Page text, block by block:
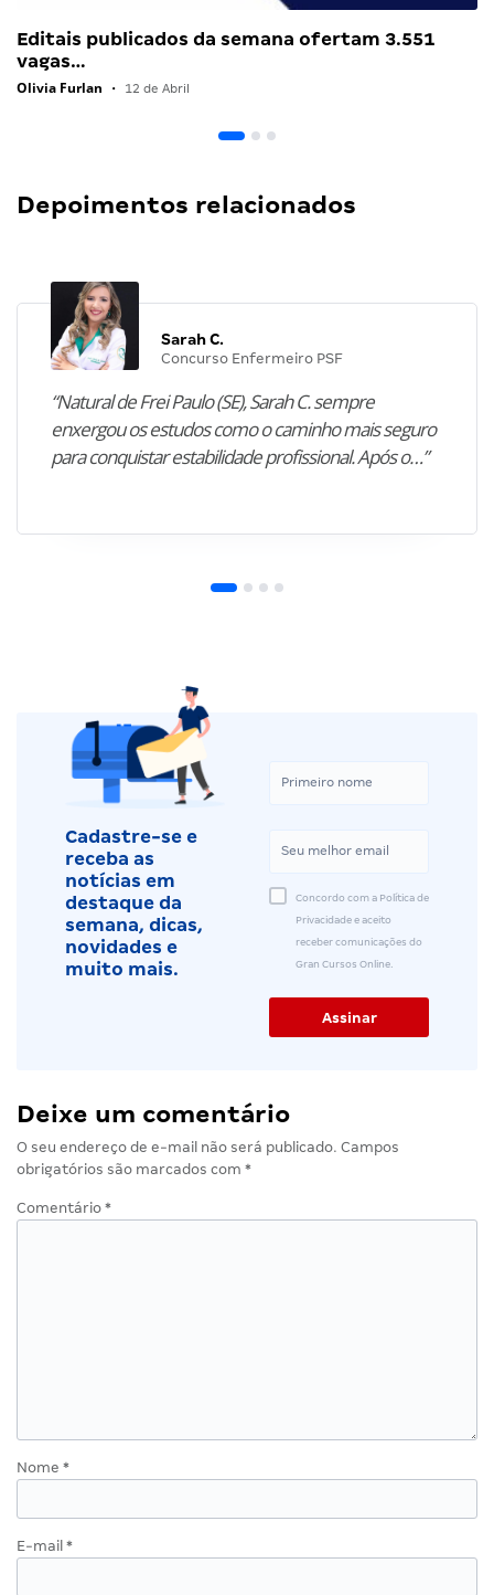
Editais publicados da semana ofertam 3.551
vagas…
Olivia Furlan • 12 de Abril
Depoimentos relacionados
Sarah C.
Concurso Enfermeiro PSF
“Natural de Frei Paulo (SE), Sarah C. sempre
enxergou os estudos como o caminho mais seguro
para conquistar estabilidade profissional. Após o…”
Cadastre-se e
receba as
notícias em
destaque da
semana, dicas,
novidades e
muito mais.
Concordo com a Política de
Privacidade e aceito
receber comunicações do
Gran Cursos Online.
Deixe um comentário
O seu endereço de e-mail não será publicado. Campos
obrigatórios são marcados com *
Comentário *
Nome *
E-mail *